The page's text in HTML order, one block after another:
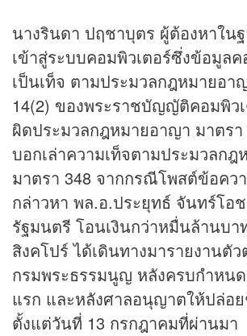
นางรินดา ปฤชาบุตร ผู้ต้องหาใน
เข้าสู่ระบบคอมพิวเตอร์ซึ่งข้อมูล
เป็นเท็จ ตามประมวลกฎหมายอา
14(2) ของพระราชบัญญัติคอมพิว
ผิดประมวลกฎหมายอาญา มาตรา
บอกเล่าความเท็จตามประมวลก
มาตรา 348 จากกรณีโพสต์ข้อคว
กล่าวหา พล.อ.ประยุทธ์ จันทร์โอ
รัฐมนตรี โอนเงินกว่าหมื่นล้านบา
สิงคโปร์ ได้เดินทางมารายงานตั
กรมพระธรรมนูญ หลังครบกำหน
แรก และหลังศาลอนุญาตให้ปล่อ
ตั้งแต่วันที่ 13 กรกฎาคมที่ผ่านมา